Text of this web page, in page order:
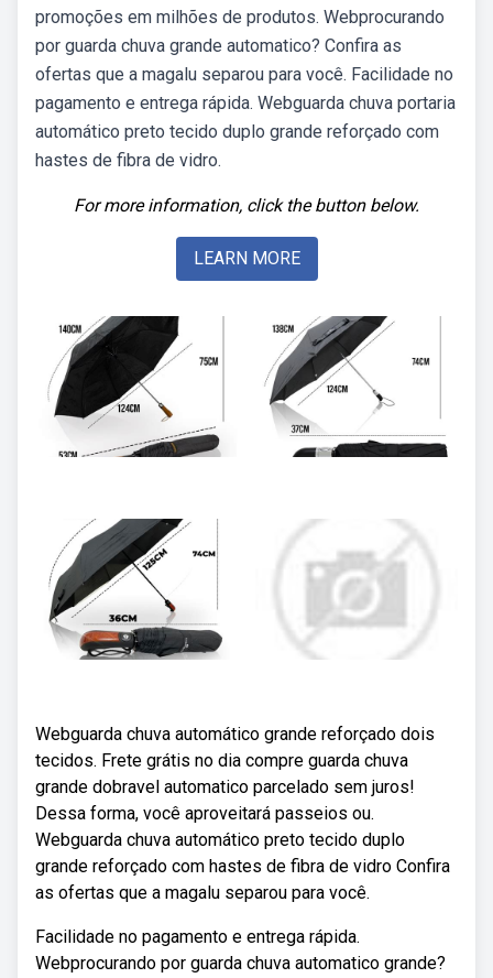
promoções em milhões de produtos. Webprocurando
por guarda chuva grande automatico? Confira as
ofertas que a magalu separou para você. Facilidade no
pagamento e entrega rápida. Webguarda chuva portaria
automático preto tecido duplo grande reforçado com
hastes de fibra de vidro.
For more information, click the button below.
LEARN MORE
Webguarda chuva automático grande reforçado dois
tecidos. Frete grátis no dia compre guarda chuva
grande dobravel automatico parcelado sem juros!
Dessa forma, você aproveitará passeios ou.
Webguarda chuva automático preto tecido duplo
grande reforçado com hastes de fibra de vidro Confira
as ofertas que a magalu separou para você.
Facilidade no pagamento e entrega rápida.
Webprocurando por guarda chuva automatico grande?